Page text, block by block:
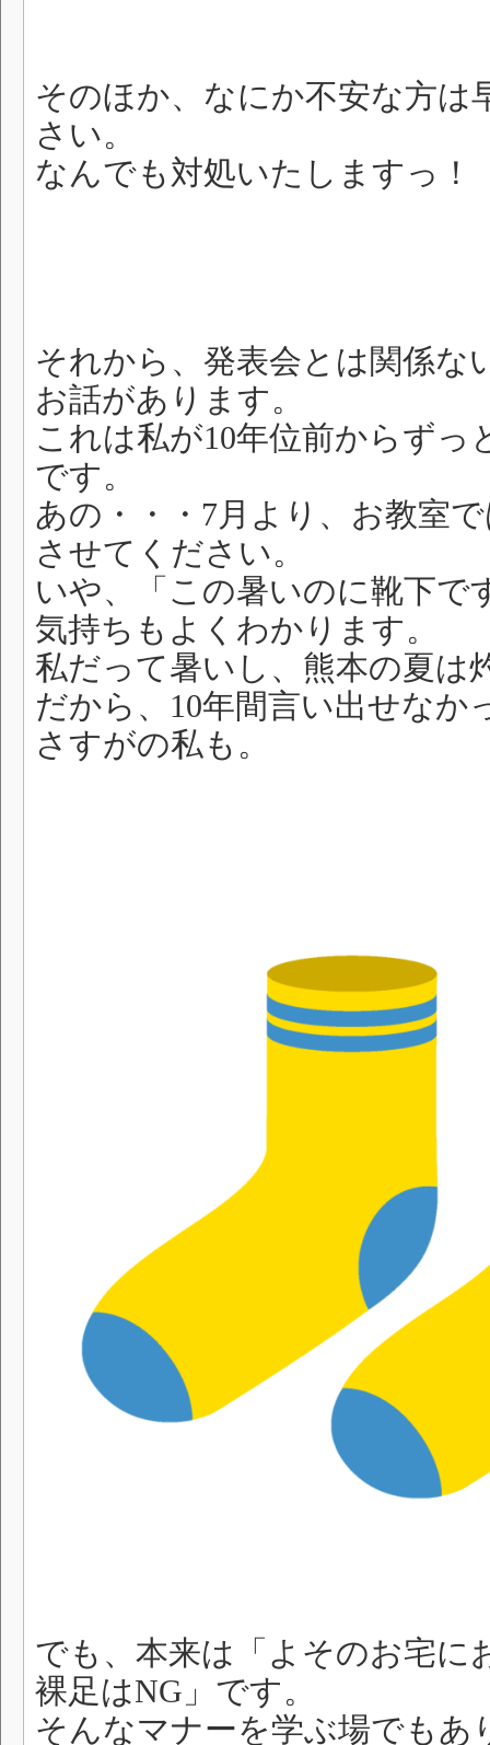
そのほか、なにか不安な方は
さい。
なんでも対処いたしますっ！
それから、発表会とは関係な
お話があります。
これは私が10年位前からずっ
です。
あの・・・7月より、お教室
させてください。
いや、「この暑いのに靴下で
気持ちもよくわかります。
私だって暑いし、熊本の夏は
だから、10年間言い出せなか
さすがの私も。
でも、本来は「よそのお宅に
裸足はNG」です。
そんなマナーを学ぶ場でもあ